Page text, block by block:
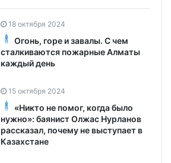
18 октября 2024
Огонь, горе и завалы. С чем
сталкиваются пожарные Алматы
каждый день
15 октября 2024
«Никто не помог, когда было
нужно»: баянист Олжас Нурланов
рассказал, почему не выступает в
Казахстане